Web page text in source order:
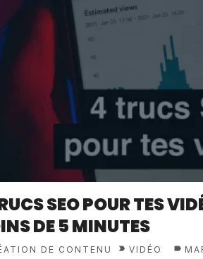
SEO POUR TES
DE 5 MINUTES
DE CONTENU VIDÉO